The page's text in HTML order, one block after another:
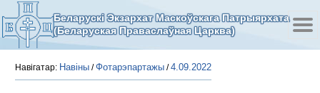
Беларускі Экзархат Маскоўскага Патрыярхата
(Беларуская Праваслаўная Царква)
Навігатар: Навіны /Фотарэпартажы /4.09.2022